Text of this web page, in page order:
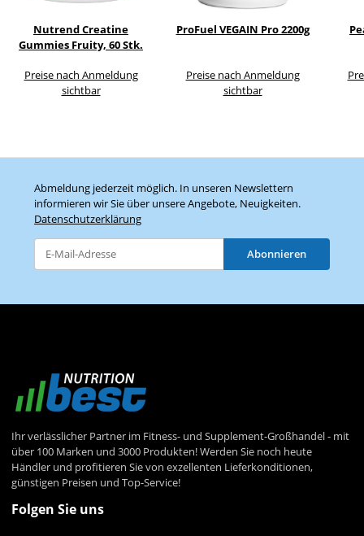
Nutrend Creatine
Gummies Fruity, 60 Stk.
Preise nach Anmeldung
sichtbar
ProFuel VEGAIN Pro 2200g
Preise nach Anmeldung
sichtbar
Abmeldung jederzeit möglich. In unseren Newslettern
informieren wir Sie über unsere Angebote, Neuigkeiten.
Datenschutzerklärung
Abonnieren
Ihr verlässlicher Partner im Fitness- und Supplement-Großhandel - mit
über 100 Marken und 3000 Produkten! Werden Sie noch heute
Händler und profitieren Sie von exzellenten Lieferkonditionen,
günstigen Preisen und Top-Service!
Folgen Sie uns